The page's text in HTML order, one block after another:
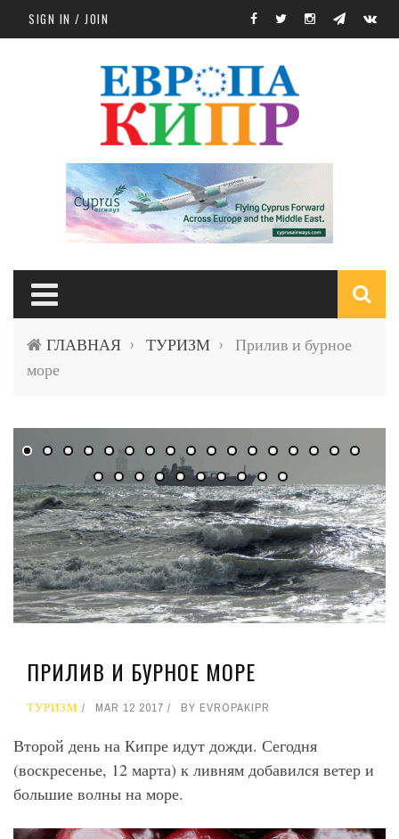
Skip to main content
SIGN IN / JOIN
ГЛАВНАЯ › ТУРИЗМ ›
Прилив и бурное
море
ПРИЛИВ И БУРНОЕ МОРЕ
ТУРИЗМ MAR 12 2017 BY EVROPAKIPR
Второй день на Кипре идут дожди. Сегодня
(воскресенье, 12 марта) к ливням добавился ветер и
большие волны на море.